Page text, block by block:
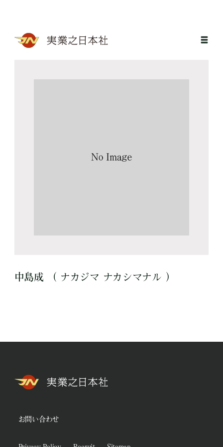
中島成 （ ナカジマ ナカシマナル ）
お問い合わせ